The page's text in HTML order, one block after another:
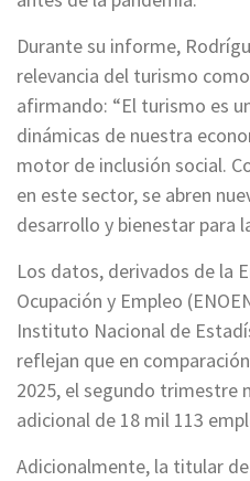
Durante su informe,
relevancia del turismo
afirmando: “El turismo es
dinámicas de nuestra
motor de inclusión social.
en este sector, se abren
desarrollo y bienestar para
Los datos, derivados de la
Ocupación y Empleo
Instituto Nacional de
reflejan que en
2025, el segundo trimestre
adicional de 18 mil 113
Adicionalmente, la titular